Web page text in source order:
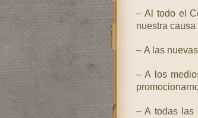
– Al todo el
nuestra
– A las
– A los
– A todas las